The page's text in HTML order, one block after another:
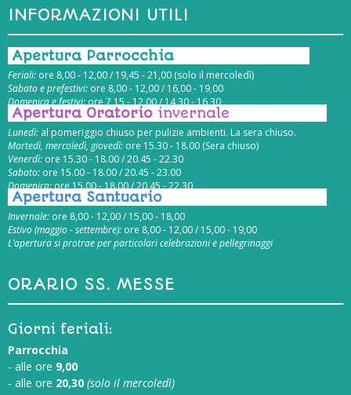
INFORMAZIONI UTILI
Apertura Parrocchia
Feriali: ore 8,00 - 12,00 / 19,45 - 21,00 (solo il mercoledì)
Sabato e prefestivi: ore 8,00 - 12,00 / 16,00 - 19,00
Domenica e festivi:ore 7,15 - 12,00 / 14,30 - 16,30
Apertura Oratorio invernale
Lunedì: al pomeriggio chiuso per pulizie ambienti. La sera chiuso.
Martedì, mercoledì, giovedì: ore 15.30 - 18.00 (Sera chiuso)
Venerdì: ore 15.30 - 18.00 / 20.45 - 22.30
Sabato: ore 15.00 - 18.00 / 20.45 - 23.00
Domenica:ore 15.00 - 18.00 / 20.45 - 22.30
Apertura Santuario
Invernale: ore 8,00 - 12,00 / 15,00 - 18,00
Estivo (maggio - settembre): ore 8,00 - 12,00 / 15,00 - 19,00
L’apertura si protrae per particolari celebrazioni e pellegrinaggi
ORARIO SS. MESSE
Giorni feriali:
Parrocchia
- alle ore 9,00
- alle ore 20,30 (solo il mercoledì)